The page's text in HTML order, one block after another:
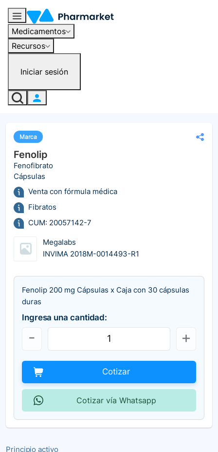
Medicamentos
Recursos
Iniciar sesión
Principio activo
Marca
Fenolip
Fenofibrato
Cápsulas
Venta con fórmula médica
Fibratos
CUM: 20057142-7
Megalabs
INVIMA 2018M-0014493-R1
Fenolip 200 mg Cápsulas x Caja con 30 cápsulas
duras
Ingresa una cantidad:
Cotizar
Cotizar vía Whatsapp